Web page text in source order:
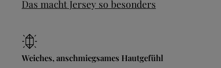
Das macht Jersey so besonders
Weiches, anschmiegsames Hautgefühl